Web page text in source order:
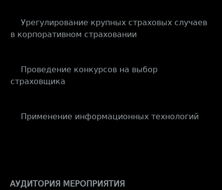
Урегулирование крупных страховых случаев
в корпоративном страховании
Проведение конкурсов на выбор
страховщика
Применение информационных технологий
АУДИТОРИЯ МЕРОПРИЯТИЯ